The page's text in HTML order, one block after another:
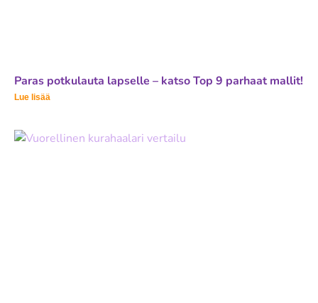
Paras potkulauta lapselle – katso Top 9 parhaat mallit!
Lue lisää